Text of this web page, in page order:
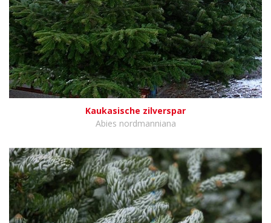
Kaukasische zilverspar
Abies nordmanniana